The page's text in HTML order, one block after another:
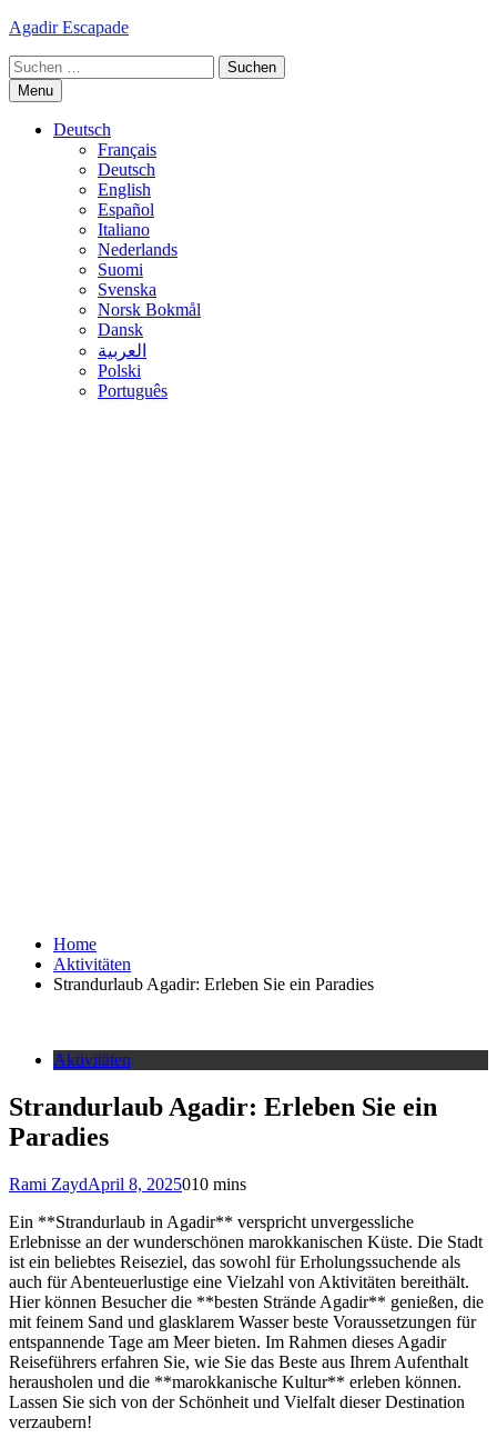
Skip
content
Agadir Escapade
Suche
nach:
Menu
Deutsch
Français
Deutsch
English
Español
Italiano
Nederlands
Suomi
Svenska
Norsk Bokmål
Dansk
العربية
Polski
Português
Home
Aktivitäten
Strandurlaub Agadir: Erleben Sie ein Paradies
Aktivitäten
Strandurlaub Agadir: Erleben Sie ein
Paradies
Rami ZaydApril 8, 2025010 mins
Ein **Strandurlaub in Agadir** verspricht unvergessliche
Erlebnisse an der wunderschönen marokkanischen Küste. Die Stadt
ist ein beliebtes Reiseziel, das sowohl für Erholungssuchende als
auch für Abenteuerlustige eine Vielzahl von Aktivitäten bereithält.
Hier können Besucher die **besten Strände Agadir** genießen, die
mit feinem Sand und glasklarem Wasser beste Voraussetzungen für
entspannende Tage am Meer bieten. Im Rahmen dieses Agadir
Reiseführers erfahren Sie, wie Sie das Beste aus Ihrem Aufenthalt
herausholen und die **marokkanische Kultur** erleben können.
Lassen Sie sich von der Schönheit und Vielfalt dieser Destination
verzaubern!